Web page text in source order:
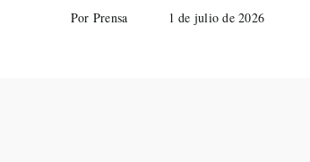
Por Prensa 1 de julio de 2026